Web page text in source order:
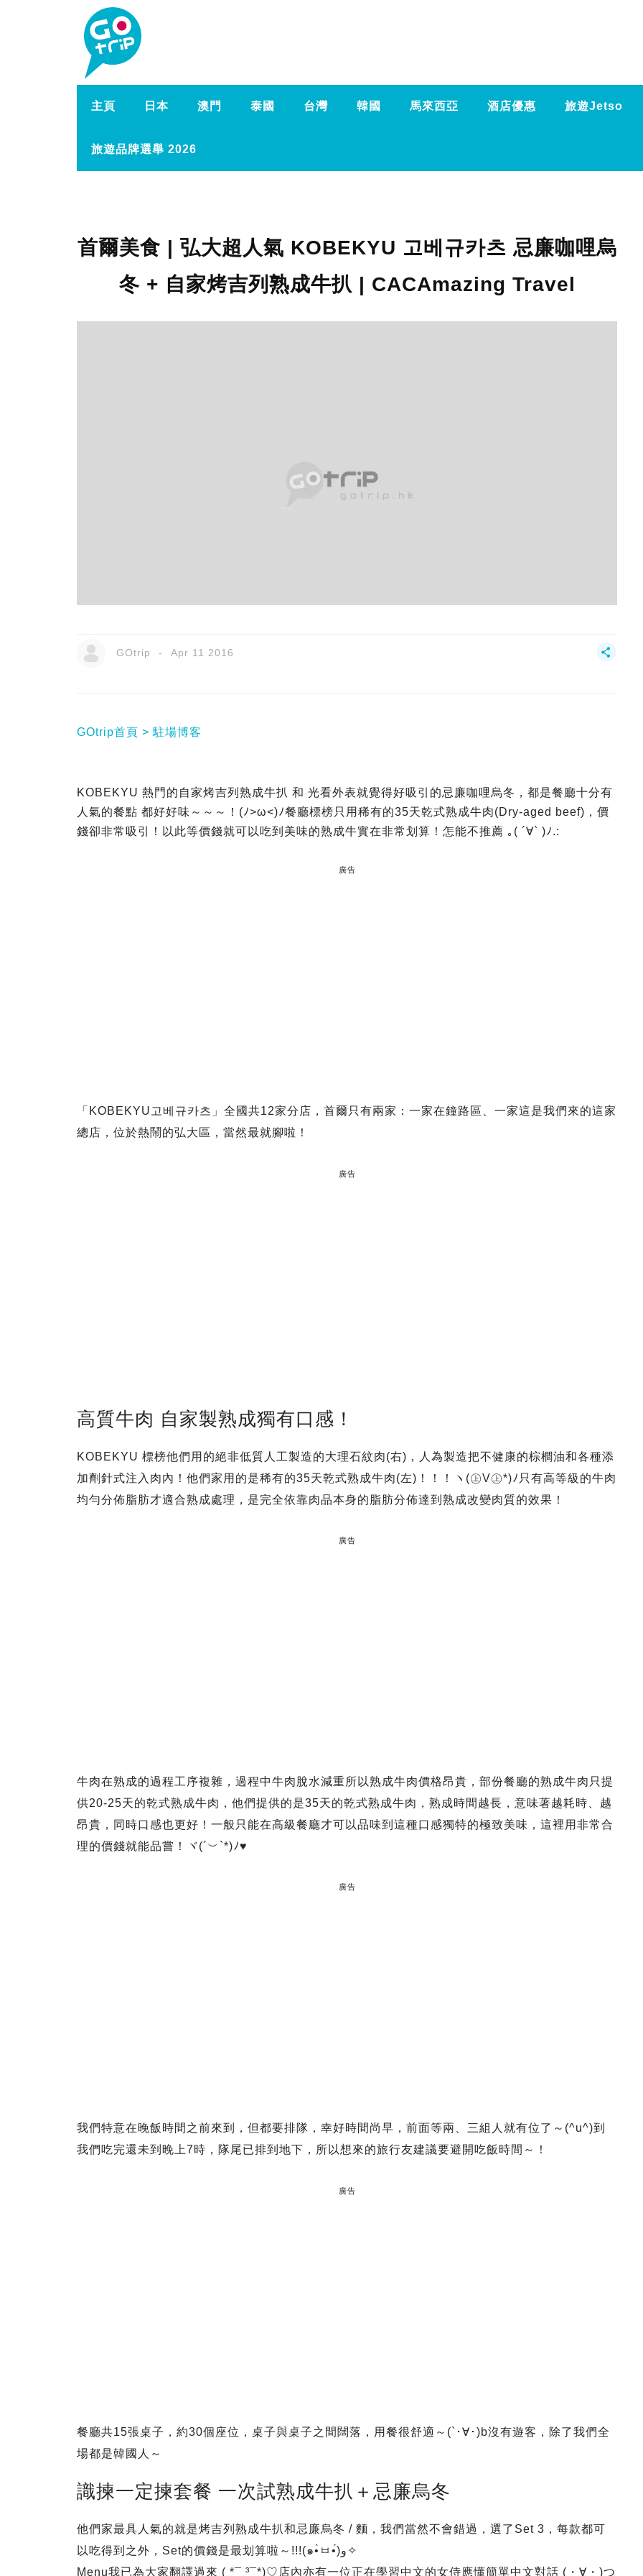
主頁 日本 澳門 泰國 台灣 韓國 馬來西亞 酒店優惠 旅遊Jetso
旅遊品牌選舉 2026
首爾美食 | 弘大超人氣 KOBEKYU 고베규카츠 忌廉咖哩烏
冬 + 自家烤吉列熟成牛扒 | CACAmazing Travel
GOtrip Apr 11 2016
GOtrip首頁 駐場博客
KOBEKYU 熱門的自家烤吉列熟成牛扒 和 光看外表就覺得好吸引的忌廉咖哩烏冬，都是餐廳十分有
人氣的餐點 都好好味～～～！(ﾉ>ω<)ﾉ餐廳標榜只用稀有的35天乾式熟成牛肉(Dry-aged beef)，價
錢卻非常吸引！以此等價錢就可以吃到美味的熟成牛實在非常划算！怎能不推薦 ｡( ´∀` )ﾉ.:
廣告
「KOBEKYU고베규카츠」全國共12家分店，首爾只有兩家：一家在鐘路區、一家這是我們來的這家
總店，位於熱鬧的弘大區，當然最就腳啦！
廣告
高質牛肉 自家製熟成獨有口感！
KOBEKYU 標榜他們用的絕非低質人工製造的大理石紋肉(右)，人為製造把不健康的棕櫚油和各種添
加劑針式注入肉內！他們家用的是稀有的35天乾式熟成牛肉(左)！！！ヽ(㊤V㊤*)ﾉ只有高等級的牛肉
均勻分佈脂肪才適合熟成處理，是完全依靠肉品本身的脂肪分佈達到熟成改變肉質的效果！
廣告
牛肉在熟成的過程工序複雜，過程中牛肉脫水減重所以熟成牛肉價格昂貴，部份餐廳的熟成牛肉只提
供20-25天的乾式熟成牛肉，他們提供的是35天的乾式熟成牛肉，熟成時間越長，意味著越耗時、越
昂貴，同時口感也更好！一般只能在高級餐廳才可以品味到這種口感獨特的極致美味，這裡用非常合
理的價錢就能品嘗！ヾ(´︶`*)ﾉ♥
廣告
我們特意在晚飯時間之前來到，但都要排隊，幸好時間尚早，前面等兩、三組人就有位了～(^u^)到
我們吃完還未到晚上7時，隊尾已排到地下，所以想來的旅行友建議要避開吃飯時間～！
廣告
餐廳共15張桌子，約30個座位，桌子與桌子之間闊落，用餐很舒適～(`･∀･)b沒有遊客，除了我們全
場都是韓國人～
識揀一定揀套餐 一次試熟成牛扒＋忌廉烏冬
他們家最具人氣的就是烤吉列熟成牛扒和忌廉烏冬 / 麵，我們當然不會錯過，選了Set 3，每款都可
以吃得到之外，Set的價錢是最划算啦～!!!(๑•̀ㅂ•́)و✧
Menu我已為大家翻譯過來 ( *¯ ³¯*)♡店內亦有一位正在學習中文的女侍應懂簡單中文對話 (・∀・)つ